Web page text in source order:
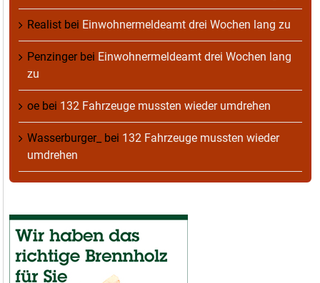
Realist bei Einwohnermeldeamt drei Wochen lang zu
Penzingerbei Einwohnermeldeamt drei Wochen lang
zu
oe bei 132 Fahrzeuge mussten wieder umdrehen
Wasserburger_ bei 132 Fahrzeuge mussten wieder
umdrehen